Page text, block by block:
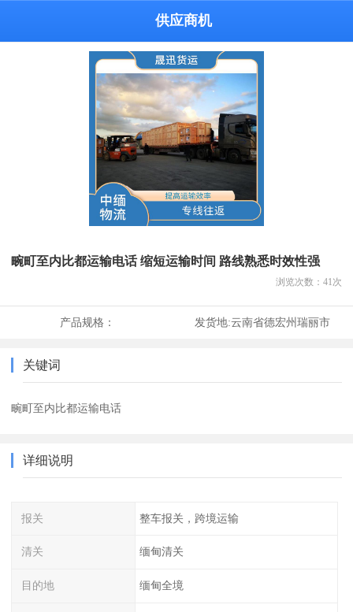
供应商机
畹町至内比都运输电话 缩短运输时间 路线熟悉时效性强
浏览次数： 41 次
产品规格： 发货地:云南省德宏州瑞丽市
关键词
畹町至内比都运输电话
详细说明
报关 整车报关，跨境运输
清关 缅甸清关
目的地 缅甸全境